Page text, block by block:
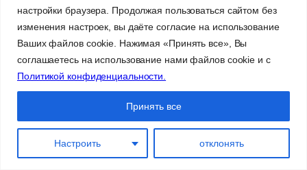
настройки браузера. Продолжая пользоваться сайтом без
изменения настроек, вы даёте согласие на использование
Ваших файлов cookie. Нажимая «Принять все», Вы
соглашаетесь на использование нами файлов cookie и с
Политикой конфиденциальности.
Настроить отклонять
Принять все
Косметология
Современная аппаратная косметология
в клинике Олфодент. Безопасные
методики омоложения, коррекции
фигуры и лечения кожи.
Индивидуальный подход, результат и
гарантии. Запишитесь на консультацию.